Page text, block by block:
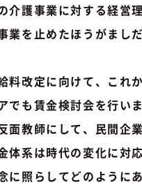
介護事業に対する経営
業を止めたほうがまし
料改定に向けて、これ
でも賃金検討会を行い
面教師にして、民間企
体系は時代の変化に対
に照らしてどのように